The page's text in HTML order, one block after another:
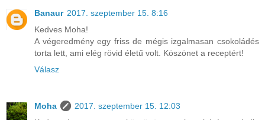
Banaur 2017. szeptember 15. 8:16
Kedves Moha!
A végeredmény egy friss de mégis izgalmasan csokoládés
torta lett, ami elég rövid életű volt. Köszönet a receptért!
Válasz
Moha
2017. szeptember 15. 12:03